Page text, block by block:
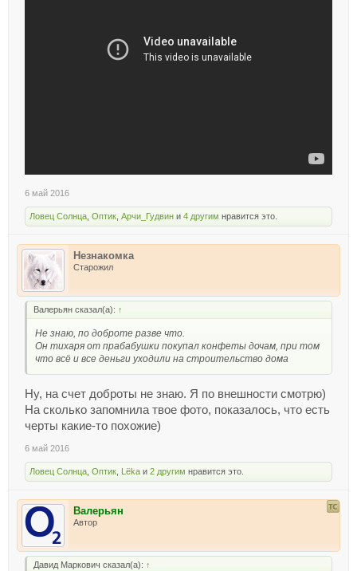
6 май 2016
Ловец Солнца Оптик Арчи_Гудвин и 4 другим нравится это.
Незнакомка
Старожил
Валерьян сказал(а): ↑
Не знаю, по доброте разве что.
Он тихаря от прабабушки покупал конфеты дочам, при том
что всё и все деньги уходили на строительство дома
Ну, на счет доброты не знаю. Я по внешности смотрю)
На сколько запомнила твое фото, показалось, что есть
черты какие-то похожие)
6 май 2016
Ловец Солнца Оптик Lёka и 2 другим нравится это.
Валерьян
Автор
Давид Маркович сказал(а): ↑